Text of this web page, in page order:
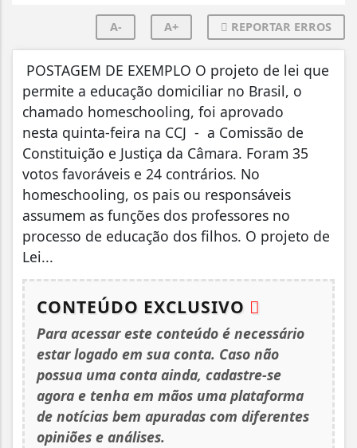
A- A+ REPORTAR ERROS
POSTAGEM DE EXEMPLO O projeto de lei que
permite a educação domiciliar no Brasil, o
chamado homeschooling, foi aprovado
nesta quinta-feira na CCJ - a Comissão de
Constituição e Justiça da Câmara. Foram 35
votos favoráveis e 24 contrários. No
homeschooling, os pais ou responsáveis
assumem as funções dos professores no
processo de educação dos filhos. O projeto de
Lei...
CONTEÚDO EXCLUSIVO
Para acessar este conteúdo é necessário
estar logado em sua conta. Caso não
possua uma conta ainda, cadastre-se
agora e tenha em mãos uma plataforma
de notícias bem apuradas com diferentes
opiniões e análises.